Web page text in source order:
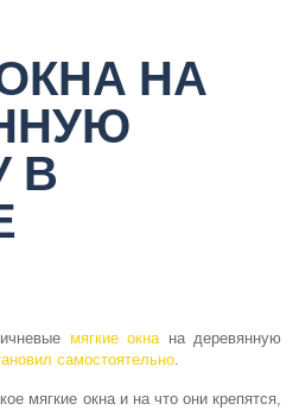
НА
В
мягкие окнана деревянную
самостоятельно.
мягкие окна и на что они крепятся,